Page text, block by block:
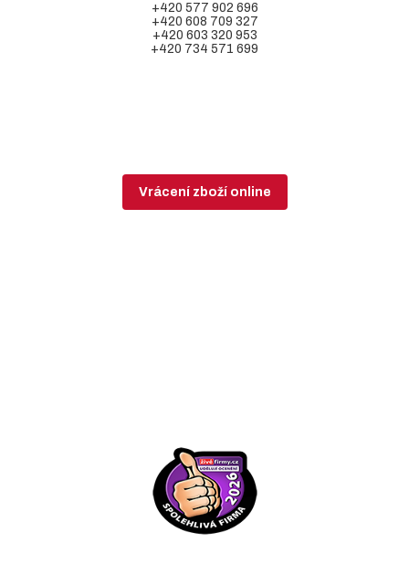
+420 577 902 696
+420 608 709 327
+420 603 320 953
+420 734 571 699
Vrácení zboží online